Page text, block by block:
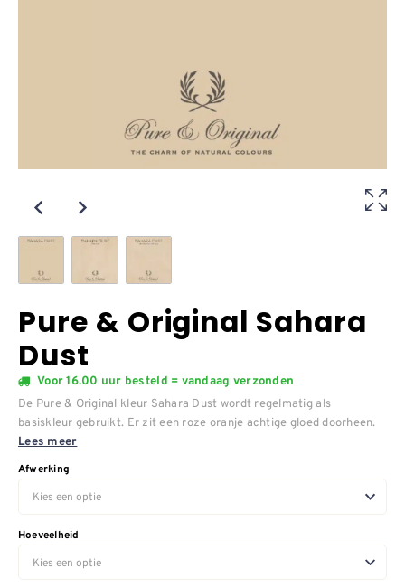
Pure & Original Sahara
Dust
Voor 16.00 uur besteld = vandaag verzonden
De Pure & Original kleur Sahara Dust wordt regelmatig als
basiskleur gebruikt. Er zit een roze oranje achtige gloed doorheen.
Lees meer
Afwerking
Hoeveelheid